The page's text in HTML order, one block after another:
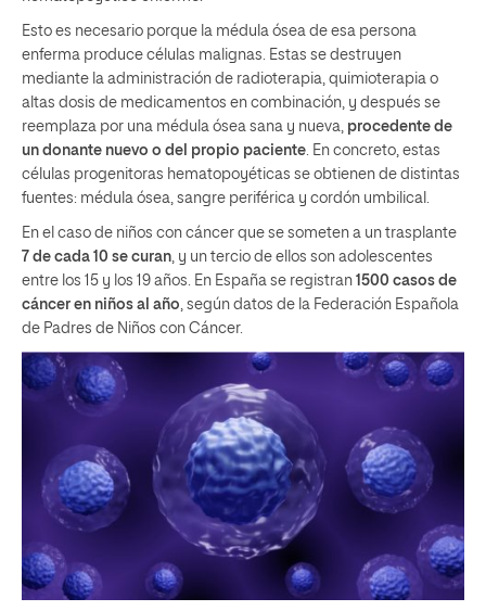
Esto es necesario porque la médula ósea de esa persona
enferma produce células malignas. Estas se destruyen
mediante la administración de radioterapia, quimioterapia o
altas dosis de medicamentos en combinación, y después se
reemplaza por una médula ósea sana y nueva, procedente de
un donante nuevo o del propio paciente . En concreto, estas
células progenitoras hematopoyéticas se obtienen de distintas
fuentes: médula ósea, sangre periférica y cordón umbilical.
En el caso de niños con cáncer que se someten a un trasplante
7 de cada 10 se curan , y un tercio de ellos son adolescentes
entre los 15 y los 19 años. En España se registran 1500 casos de
cáncer en niños al año , según datos de la Federación Española
de Padres de Niños con Cáncer.